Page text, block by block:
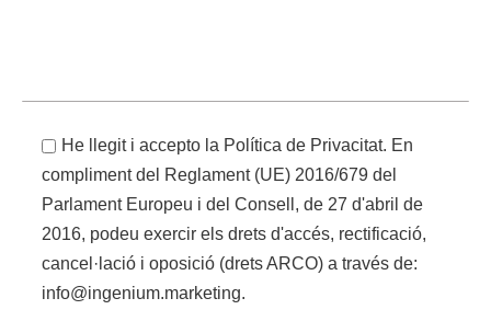
He llegit i accepto la Política de Privacitat. En
compliment del Reglament (UE) 2016/679 del
Parlament Europeu i del Consell, de 27 d'abril de
2016, podeu exercir els drets d'accés, rectificació,
cancel·lació i oposició (drets ARCO) a través de:
info@ingenium.marketing.